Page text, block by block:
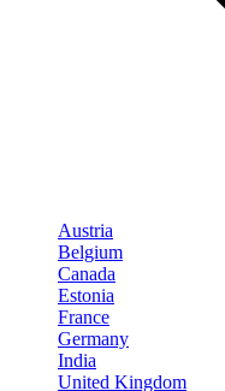
Austria
Belgium
Canada
Estonia
France
Germany
India
United Kingdom